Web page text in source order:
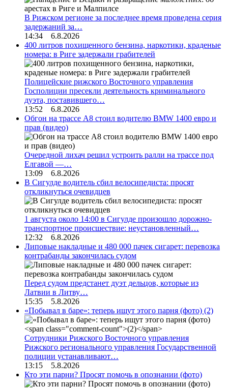
В Рижском регионе за последнее время проведена серия
задержаний за…
14:34 6.8.2026
400 литров похищенного бензина, наркотики, краденые
номера: в Риге задержали грабителей
Полицейские рижского Восточного управления
Госполиции пресекли деятельность криминального
дуэта, поставившего…
13:52 6.8.2026
Обгон на трассе А8 стоил водителю BMW 1400 евро и
прав (видео)
Очередной лихач решил устроить ралли на трассе под
Елгавой —…
13:09 6.8.2026
В Сигулде водитель сбил велосипедиста: просят
откликнуться очевидцев
1 августа около 14:00 в Сигулде произошло дорожно-
транспортное происшествие: неустановленный…
12:32 6.8.2026
Липовые накладные и 480 000 пачек сигарет: перевозка
контрабанды закончилась судом
Перед судом предстанет дуэт дельцов, которые из
Латвии в Литву…
15:35 5.8.2026
«Побывал в баре»: теперь ищут этого парня (фото) (2)
Сотрудники Рижского Восточного управления
Рижского регионального управления Государственной
полиции устанавливают…
13:15 5.8.2026
Кто эти парни? Просят помочь в опознании (фото)